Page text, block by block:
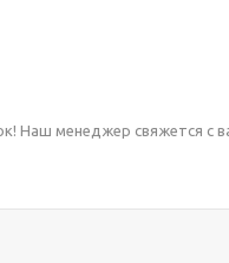
Наш менеджер свяжется с